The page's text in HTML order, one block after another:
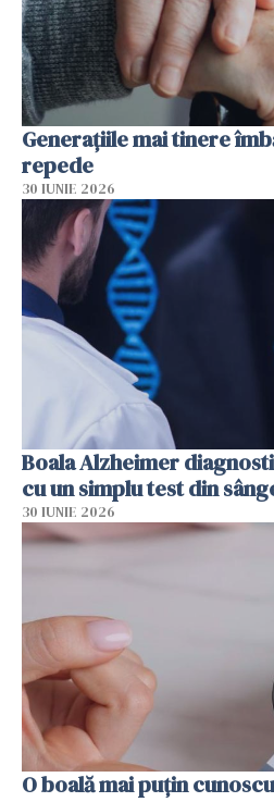
Generațiile mai tinere
repede
30 IUNIE 2026
Boala Alzheimer
cu un simplu test din
30 IUNIE 2026
O boală mai puțin